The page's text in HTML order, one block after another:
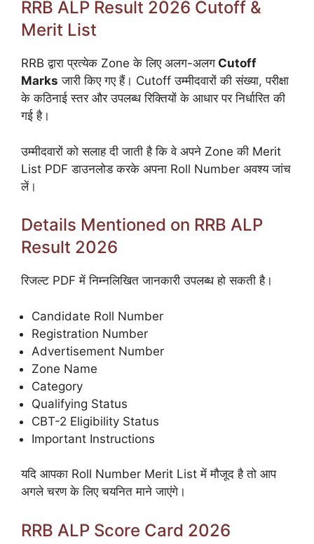
RRB ALP Result 2026 Cutoff &
Merit List
RRB द्वारा प्रत्येक Zone के लिए अलग-अलग Cutoff
Marks जारी किए गए हैं। Cutoff उम्मीदवारों की संख्या, परीक्षा
के कठिनाई स्तर और उपलब्ध रिक्तियों के आधार पर निर्धारित की
गई है।
उम्मीदवारों को सलाह दी जाती है कि वे अपने Zone की Merit
List PDF डाउनलोड करके अपना Roll Number अवश्य जांच
लें।
Details Mentioned on RRB ALP
Result 2026
रिजल्ट PDF में निम्नलिखित जानकारी उपलब्ध हो सकती है।
Candidate Roll Number
Registration Number
Advertisement Number
Zone Name
Category
Qualifying Status
CBT-2 Eligibility Status
Important Instructions
यदि आपका Roll Number Merit List में मौजूद है तो आप
अगले चरण के लिए चयनित माने जाएंगे।
RRB ALP Score Card 2026